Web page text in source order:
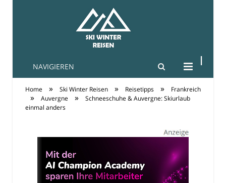
Ski-Winter-Reisen
NAVIGIEREN
Home » Ski Winter Reisen » Reisetipps » Frankreich
» Auvergne »
Schneeschuhe & Auvergne: Skiurlaub
einmal anders